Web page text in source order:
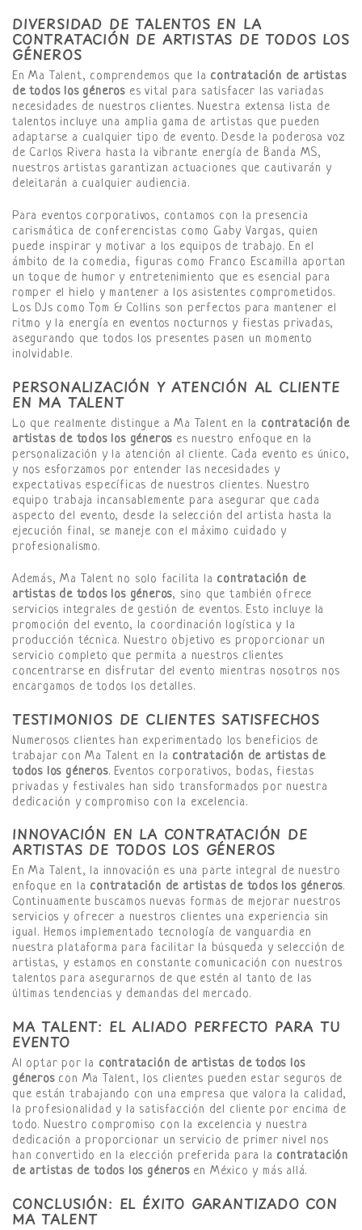
DIVERSIDAD DE TALENTOS EN LA
CONTRATACIÓN DE ARTISTAS DE TODOS LOS
GÉNEROS
En Ma Talent, comprendemos que la contratación de artistas
de todos los géneros es vital para satisfacer las variadas
necesidades de nuestros clientes. Nuestra extensa lista de
talentos incluye una amplia gama de artistas que pueden
adaptarse a cualquier tipo de evento. Desde la poderosa voz
de Carlos Rivera hasta la vibrante energía de Banda MS,
nuestros artistas garantizan actuaciones que cautivarán y
deleitarán a cualquier audiencia.
Para eventos corporativos, contamos con la presencia
carismática de conferencistas como Gaby Vargas, quien
puede inspirar y motivar a los equipos de trabajo. En el
ámbito de la comedia, figuras como Franco Escamilla aportan
un toque de humor y entretenimiento que es esencial para
romper el hielo y mantener a los asistentes comprometidos.
Los DJs como Tom & Collins son perfectos para mantener el
ritmo y la energía en eventos nocturnos y fiestas privadas,
asegurando que todos los presentes pasen un momento
inolvidable.
PERSONALIZACIÓN Y ATENCIÓN AL CLIENTE
EN MA TALENT
Lo que realmente distingue a Ma Talent en la contratación de
artistas de todos los géneros es nuestro enfoque en la
personalización y la atención al cliente. Cada evento es único,
y nos esforzamos por entender las necesidades y
expectativas específicas de nuestros clientes. Nuestro
equipo trabaja incansablemente para asegurar que cada
aspecto del evento, desde la selección del artista hasta la
ejecución final, se maneje con el máximo cuidado y
profesionalismo.
Además, Ma Talent no solo facilita la contratación de
artistas de todos los géneros, sino que también ofrece
servicios integrales de gestión de eventos. Esto incluye la
promoción del evento, la coordinación logística y la
producción técnica. Nuestro objetivo es proporcionar un
servicio completo que permita a nuestros clientes
concentrarse en disfrutar del evento mientras nosotros nos
encargamos de todos los detalles.
TESTIMONIOS DE CLIENTES SATISFECHOS
Numerosos clientes han experimentado los beneficios de
trabajar con Ma Talent en la contratación de artistas de
todos los géneros. Eventos corporativos, bodas, fiestas
privadas y festivales han sido transformados por nuestra
dedicación y compromiso con la excelencia.
INNOVACIÓN EN LA CONTRATACIÓN DE
ARTISTAS DE TODOS LOS GÉNEROS
En Ma Talent, la innovación es una parte integral de nuestro
enfoque en la contratación de artistas de todos los géneros.
Continuamente buscamos nuevas formas de mejorar nuestros
servicios y ofrecer a nuestros clientes una experiencia sin
igual. Hemos implementado tecnología de vanguardia en
nuestra plataforma para facilitar la búsqueda y selección de
artistas, y estamos en constante comunicación con nuestros
talentos para asegurarnos de que estén al tanto de las
últimas tendencias y demandas del mercado.
MA TALENT: EL ALIADO PERFECTO PARA TU
EVENTO
Al optar por la contratación de artistas de todos los
géneroscon Ma Talent, los clientes pueden estar seguros de
que están trabajando con una empresa que valora la calidad,
la profesionalidad y la satisfacción del cliente por encima de
todo. Nuestro compromiso con la excelencia y nuestra
dedicación a proporcionar un servicio de primer nivel nos
han convertido en la elección preferida para la contratación
de artistas de todos los génerosen México y más allá.
CONCLUSIÓN: EL ÉXITO GARANTIZADO CON
MA TALENT